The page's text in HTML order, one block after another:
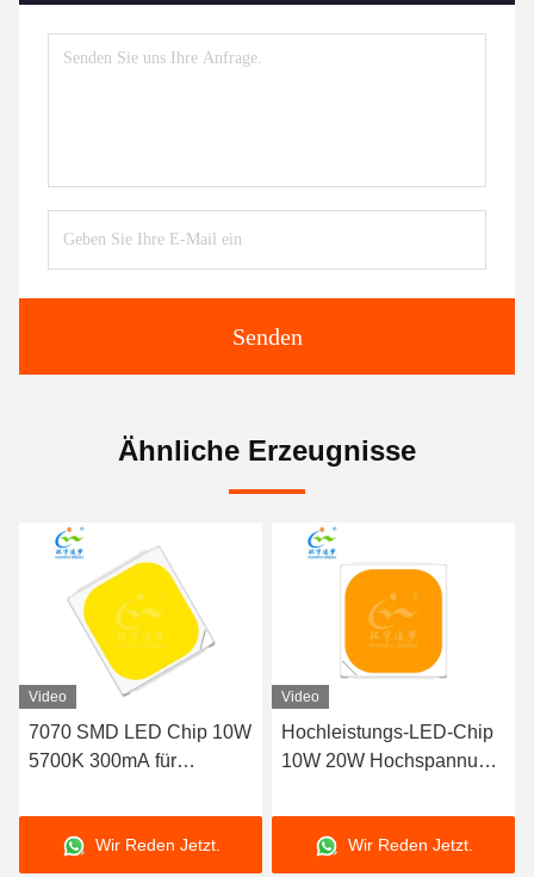
Senden
Ähnliche Erzeugnisse
Video
7070 SMD LED Chip 10W
5700K 300mA für
Wir Reden Jetzt.
Video
Hochleistungs-LED-Chip
10W 20W Hochspannung
7070 Bernstein Warmweiß
3000K 1000LM 2000LM
Wir Reden Jetzt.